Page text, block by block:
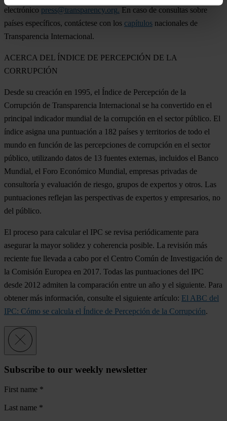
electrónico press@transparency.org. En caso de consultas sobre
países específicos, contáctese con los capítulos nacionales de
Transparencia Internacional.
ACERCA DEL ÍNDICE DE PERCEPCIÓN DE LA
CORRUPCIÓN
Desde su creación en 1995, el Índice de Percepción de la
Corrupción de Transparencia Internacional se ha convertido en el
principal indicador mundial de la corrupción en el sector público. El
índice asigna una puntuación a 182 países y territorios de todo el
mundo en función de las percepciones de corrupción en el sector
público, utilizando datos de 13 fuentes externas, incluidos el Banco
Mundial, el Foro Económico Mundial, empresas privadas de
consultoría y evaluación de riesgo, grupos de expertos y otros. Las
puntuaciones reflejan las perspectivas de expertos y empresarios, no
del público.
El proceso para calcular el IPC se revisa periódicamente para
asegurar la mayor solidez y coherencia posible. La revisión más
reciente fue llevada a cabo por el Centro Común de Investigación de
la Comisión Europea en 2017. Todas las puntuaciones del IPC
desde 2012 admiten la comparación entre un año y el siguiente. Para
obtener más información, consulte el siguiente artículo: El ABC del
IPC: Cómo se calcula el Índice de Percepción de la Corrupción.
Subscribe to our weekly newsletter
First name *
Last name *